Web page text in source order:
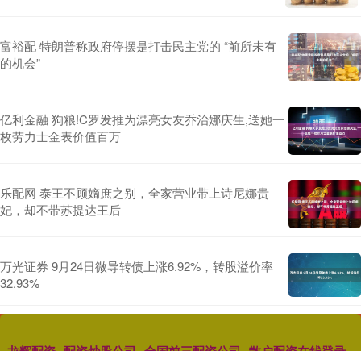
富裕配 特朗普称政府停摆是打击民主党的 “前所未有
的机会”
亿利金融 狗粮!C罗发推为漂亮女友乔治娜庆生,送她一
枚劳力士金表价值百万
乐配网 泰王不顾嫡庶之别，全家营业带上诗尼娜贵
妃，却不带苏提达王后
万光证券 9月24日微导转债上涨6.92%，转股溢价率
32.93%